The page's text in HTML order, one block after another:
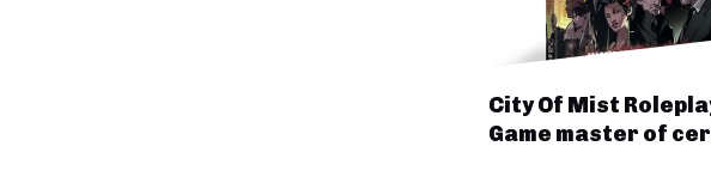
City Of Mist
Game master of